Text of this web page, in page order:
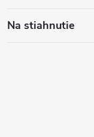
Na stiahnutie